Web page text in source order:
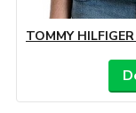
TOMMY